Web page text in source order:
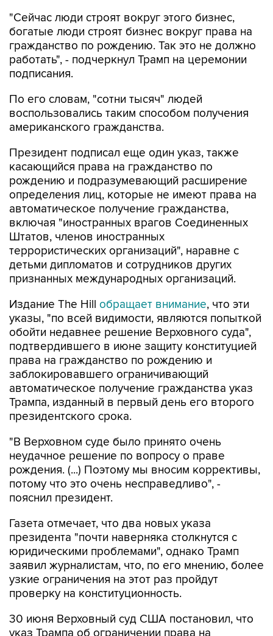
"Сейчас люди строят вокруг этого бизнес,
богатые люди строят бизнес вокруг права на
гражданство по рождению. Так это не должно
работать", - подчеркнул Трамп на церемонии
подписания.
По его словам, "сотни тысяч" людей
воспользовались таким способом получения
американского гражданства.
Президент подписал еще один указ, также
касающийся права на гражданство по
рождению и подразумевающий расширение
определения лиц, которые не имеют права на
автоматическое получение гражданства,
включая "иностранных врагов Соединенных
Штатов, членов иностранных
террористических организаций", наравне с
детьми дипломатов и сотрудников других
признанных международных организаций.
Издание The Hill обращает внимание, что эти
указы, "по всей видимости, являются попыткой
обойти недавнее решение Верховного суда",
подтвердившего в июне защиту конституцией
права на гражданство по рождению и
заблокировавшего ограничивающий
автоматическое получение гражданства указ
Трампа, изданный в первый день его второго
президентского срока.
"В Верховном суде было принято очень
неудачное решение по вопросу о праве
рождения. (...) Поэтому мы вносим коррективы,
потому что это очень несправедливо", -
пояснил президент.
Газета отмечает, что два новых указа
президента "почти наверняка столкнутся с
юридическими проблемами", однако Трамп
заявил журналистам, что, по его мнению, более
узкие ограничения на этот раз пройдут
проверку на конституционность.
30 июня Верховный суд США постановил, что
указ Трампа об ограничении права на